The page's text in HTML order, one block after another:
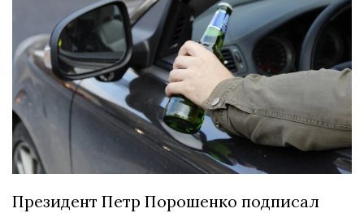
Президент Петр Порошенко подписал